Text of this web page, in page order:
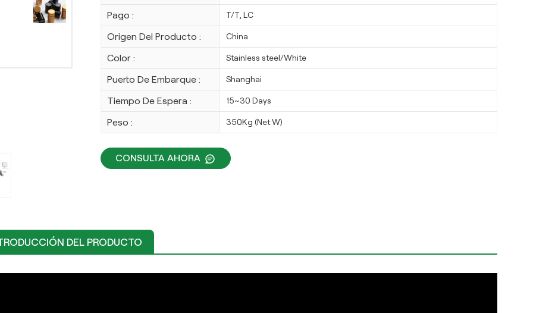
Pago : T/T, LC
Origen Del Producto : China
Color : Stainless steel/White
Puerto De Embarque : Shanghai
Tiempo De Espera : 15~30 Days
Peso : 350Kg (Net W)
CONSULTA AHORA
DEL PRODUCTO